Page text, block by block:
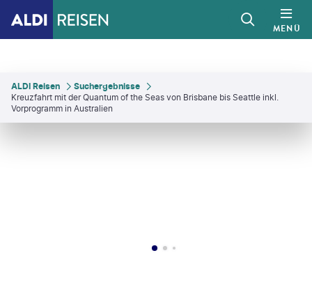
MENÜ
ALDI Reisen
Suchergebnisse
Kreuzfahrt mit der Quantum of the Seas von Brisbane bis Seattle inkl.
Vorprogramm in Australien